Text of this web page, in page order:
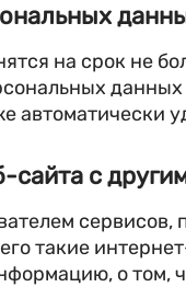
на срок не
автоматически
сайта с
такие
о